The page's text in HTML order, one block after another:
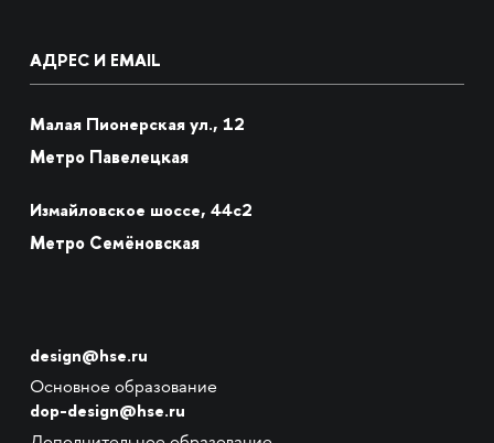
АДРЕС И EMAIL
Малая Пионерская ул., 12
Метро Павелецкая
Измайловское шоссе, 44с2
Метро Семёновская
design@hse.ru
Основное образование
dop-design@hse.ru